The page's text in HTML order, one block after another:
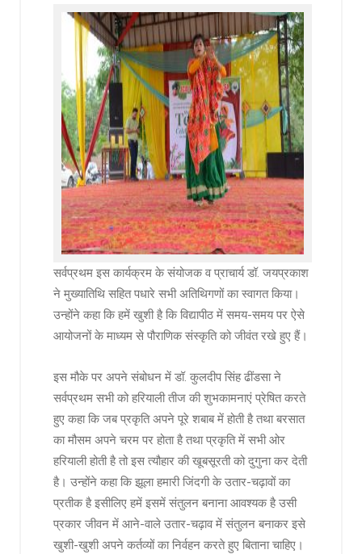
सर्वप्रथम इस कार्यक्रम के संयोजक व प्राचार्य डॉ. जयप्रकाश
ने मुख्यातिथि सहित पधारे सभी अतिथिगणों का स्वागत किया।
उन्होंने कहा कि हमें खुशी है कि विद्यापीठ में समय-समय पर ऐसे
आयोजनों के माध्यम से पौराणिक संस्कृति को जीवंत रखे हुए हैं।
इस मौके पर अपने संबोधन में डॉ. कुलदीप सिंह ढींडसा ने
सर्वप्रथम सभी को हरियाली तीज की शुभकामनाएं प्रेषित करते
हुए कहा कि जब प्रकृति अपने पूरे शबाब में होती है तथा बरसात
का मौसम अपने चरम पर होता है तथा प्रकृति में सभी ओर
हरियाली होती है तो इस त्यौहार की खूबसूरती को दुगुना कर देती
है। उन्होंने कहा कि झूला हमारी जिंदगी के उतार-चढ़ावों का
प्रतीक है इसीलिए हमें इसमें संतुलन बनाना आवश्यक है उसी
प्रकार जीवन में आने-वाले उतार-चढ़ाव में संतुलन बनाकर इसे
खुशी-खुशी अपने कर्तव्यों का निर्वहन करते हुए बिताना चाहिए।